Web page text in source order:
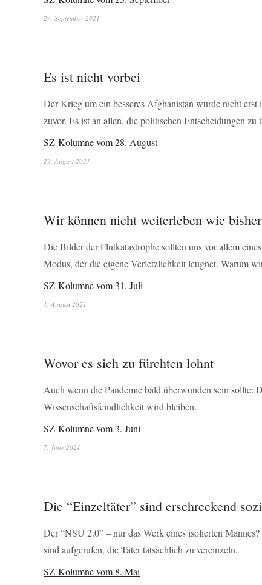
27. September 2021
Es ist nicht vorbei
Der Krieg um ein besseres Afghanistan wurde nicht
zuvor. Es ist an allen, die politischen Entscheidungen
SZ-Kolumne vom 28. August
29. August 2021
Wir können nicht weiterleben wie bisher
Die Bilder der Flutkatastrophe sollten uns vor allem
Modus, der die eigene Verletzlichkeit leugnet. Warum
SZ-Kolumne vom 31. Juli
1. August 2021
Wovor es sich zu fürchten lohnt
Auch wenn die Pandemie bald überwunden sein sollte:
Wissenschaftsfeindlichkeit wird bleiben.
SZ-Kolumne vom 3. Juni
7. June 2021
Die “Einzeltäter” sind erschreckend
Der “NSU 2.0” – nur das Werk eines isolierten
sind aufgerufen, die Täter tatsächlich zu vereinzeln.
SZ-Kolumne vom 8. Mai